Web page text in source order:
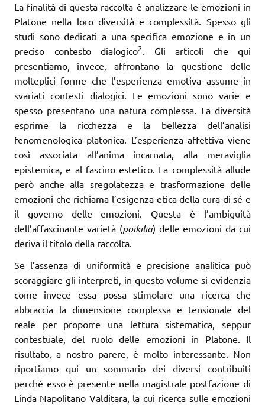
La finalità di questa raccolta è analizzare le emozioni in
Platone nella loro diversità e complessità. Spesso gli
studi sono dedicati a una specifica emozione e in un
preciso contesto dialogico2. Gli articoli che qui
presentiamo, invece, affrontano la questione delle
molteplici forme che l’esperienza emotiva assume in
svariati contesti dialogici. Le emozioni sono varie e
spesso presentano una natura complessa. La diversità
esprime la ricchezza e la bellezza dell’analisi
fenomenologica platonica. L’esperienza affettiva viene
così associata all’anima incarnata, alla meraviglia
epistemica, e al fascino estetico. La complessità allude
però anche alla sregolatezza e trasformazione delle
emozioni che richiama l’esigenza etica della cura di sé e
il governo delle emozioni. Questa è l’ambiguità
dell’affascinante varietà (poikilia) delle emozioni da cui
deriva il titolo della raccolta.
Se l’assenza di uniformità e precisione analitica può
scoraggiare gli interpreti, in questo volume si evidenzia
come invece essa possa stimolare una ricerca che
abbraccia la dimensione complessa e tensionale del
reale per proporre una lettura sistematica, seppur
contestuale, del ruolo delle emozioni in Platone. Il
risultato, a nostro parere, è molto interessante. Non
riportiamo qui un sommario dei diversi contribuiti
perché esso è presente nella magistrale postfazione di
Linda Napolitano Valditara, la cui ricerca sulle emozioni